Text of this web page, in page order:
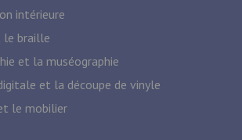
intérieure
le braille
et la muséographie
et la découpe de vinyle
le mobilier